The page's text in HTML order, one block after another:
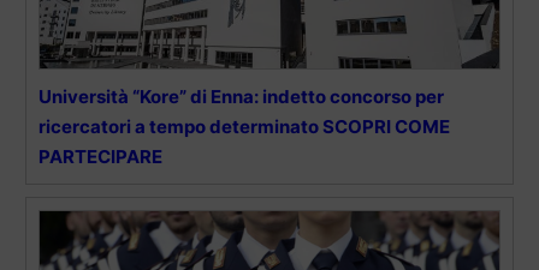
Università “Kore” di Enna: indetto concorso per
ricercatori a tempo determinato SCOPRI COME
PARTECIPARE